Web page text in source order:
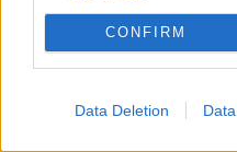
CONFIRM
Data Deletion
KulawyMao
Exceptional Talent
do krolika moge podnosic